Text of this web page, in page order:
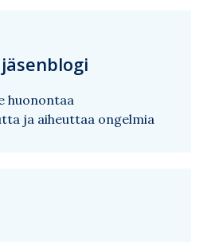
huonontaa
ja aiheuttaa ongelmia